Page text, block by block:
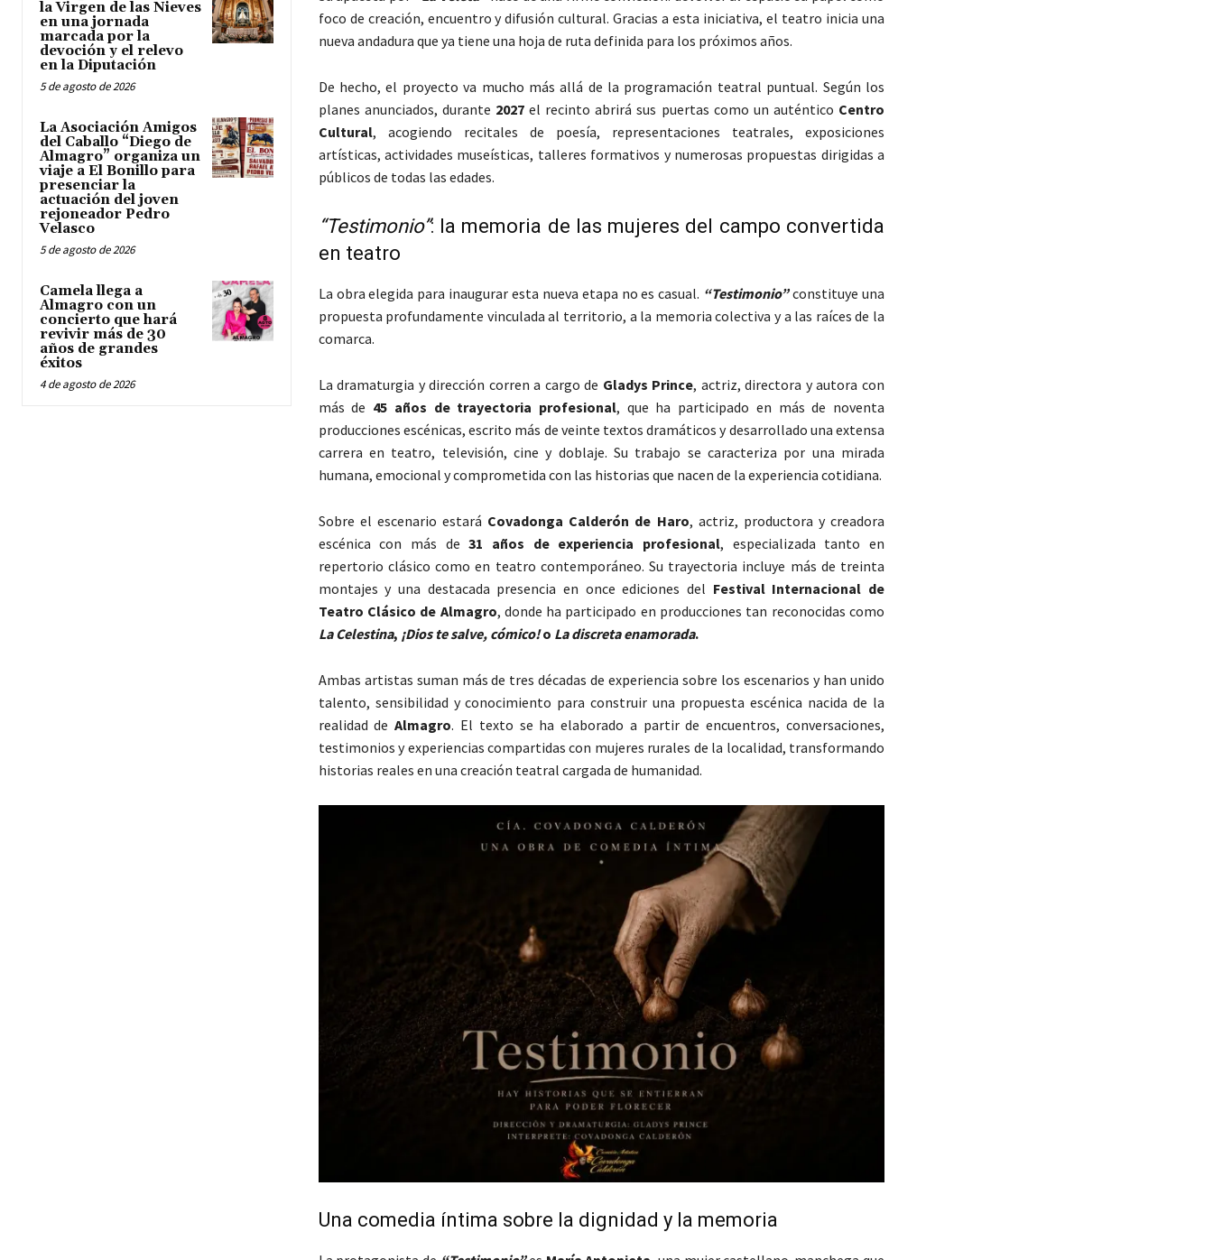
la Virgen de las Nieves
en una jornada
marcada por la
devoción y el relevo
en la Diputación
5 de agosto de 2026
La Asociación Amigos
del Caballo “Diego de
Almagro” organiza un
viaje a El Bonillo para
presenciar la
actuación del joven
rejoneador Pedro
Velasco
5 de agosto de 2026
Camela llega a
Almagro con un
concierto que hará
revivir más de 30
años de grandes
éxitos
4 de agosto de 2026
foco de creación, encuentro y difusión cultural. Gracias a esta iniciativa, el teatro inicia una
nueva andadura que ya tiene una hoja de ruta definida para los próximos años.
De hecho, el proyecto va mucho más allá de la programación teatral puntual. Según los
planes anunciados, durante 2027 el recinto abrirá sus puertas como un auténtico Centro
Cultural, acogiendo recitales de poesía, representaciones teatrales, exposiciones
artísticas, actividades museísticas, talleres formativos y numerosas propuestas dirigidas a
públicos de todas las edades.
“Testimonio”: la memoria de las mujeres del campo convertida
en teatro
La obra elegida para inaugurar esta nueva etapa no es casual. “Testimonio”constituye una
propuesta profundamente vinculada al territorio, a la memoria colectiva y a las raíces de la
comarca.
La dramaturgia y dirección corren a cargo de Gladys Prince, actriz, directora y autora con
más de 45 años de trayectoria profesional, que ha participado en más de noventa
producciones escénicas, escrito más de veinte textos dramáticos y desarrollado una extensa
carrera en teatro, televisión, cine y doblaje. Su trabajo se caracteriza por una mirada
humana, emocional y comprometida con las historias que nacen de la experiencia cotidiana.
Sobre el escenario estará Covadonga Calderón de Haro, actriz, productora y creadora
escénica con más de31 años de experiencia profesional, especializada tanto en
repertorio clásico como en teatro contemporáneo. Su trayectoria incluye más de treinta
montajes y una destacada presencia en once ediciones del Festival Internacional de
Teatro Clásico de Almagro, donde ha participado en producciones tan reconocidas como
La Celestina, ¡Dios te salve, cómico!o La discreta enamorada.
Ambas artistas suman más de tres décadas de experiencia sobre los escenarios y han unido
talento, sensibilidad y conocimiento para construir una propuesta escénica nacida de la
realidad deAlmagro. El texto se ha elaborado a partir de encuentros, conversaciones,
testimonios y experiencias compartidas con mujeres rurales de la localidad, transformando
historias reales en una creación teatral cargada de humanidad.
Una comedia íntima sobre la dignidad y la memoria